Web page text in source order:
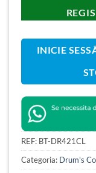
INICIE
REF: BT-DR421CL
Categoria: Drum's